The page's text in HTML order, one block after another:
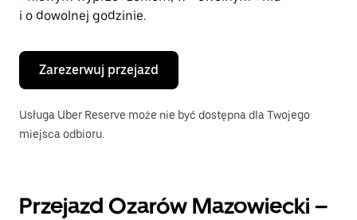
i o dowolnej godzinie.
Zarezerwuj przejazd
Usługa Uber Reserve może nie być dostępna dla Twojego
miejsca odbioru.
Przejazd Ozarów Mazowiecki –